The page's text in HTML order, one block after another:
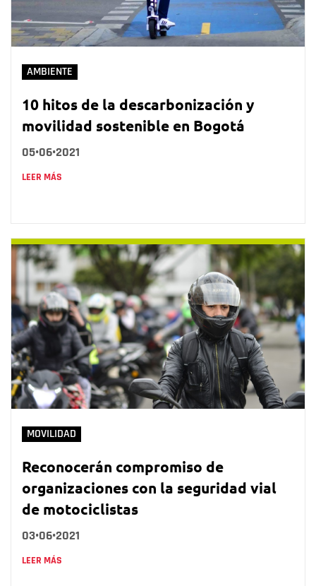
AMBIENTE
10 hitos de la descarbonización y
movilidad sostenible en Bogotá
05•06•2021
LEER MÁS
MOVILIDAD
Reconocerán compromiso de
organizaciones con la seguridad vial
de motociclistas
03•06•2021
LEER MÁS